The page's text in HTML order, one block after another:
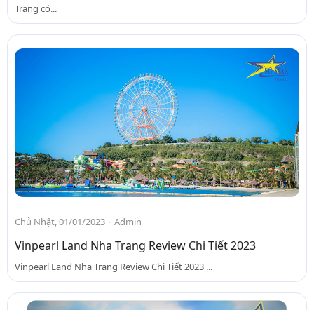
Trang có...
Chủ Nhật, 01/01/2023 - Admin
Vinpearl Land Nha Trang Review Chi Tiết 2023
Vinpearl Land Nha Trang Review Chi Tiết 2023 ...